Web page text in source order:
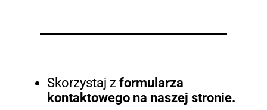
Skorzystaj z formularza
kontaktowego na naszej stronie.